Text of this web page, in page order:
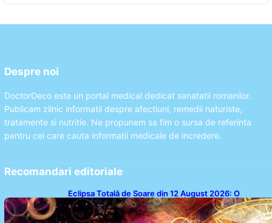
Despre noi
DoctorDeco este un portal medical dedicat sanatatii romanilor.
Publicam zilnic informatii despre afectiuni, remedii naturiste,
tratamente si nutritie. Ne propunem sa fim o sursa de referinta
pentru cei care cauta informatii medicale de incredere.
Recomandari editoriale
Eclipsa Totală de Soare din 12 August 2026: O
Analiză a Impactului asupra Trei Zodii și a Ciclului de
18 Ani